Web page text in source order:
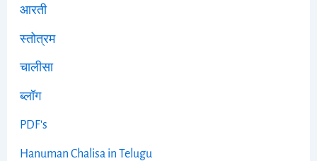
आरती
स्तोत्रम
चालीसा
ब्लॉग
PDF's
Hanuman Chalisa in Telugu